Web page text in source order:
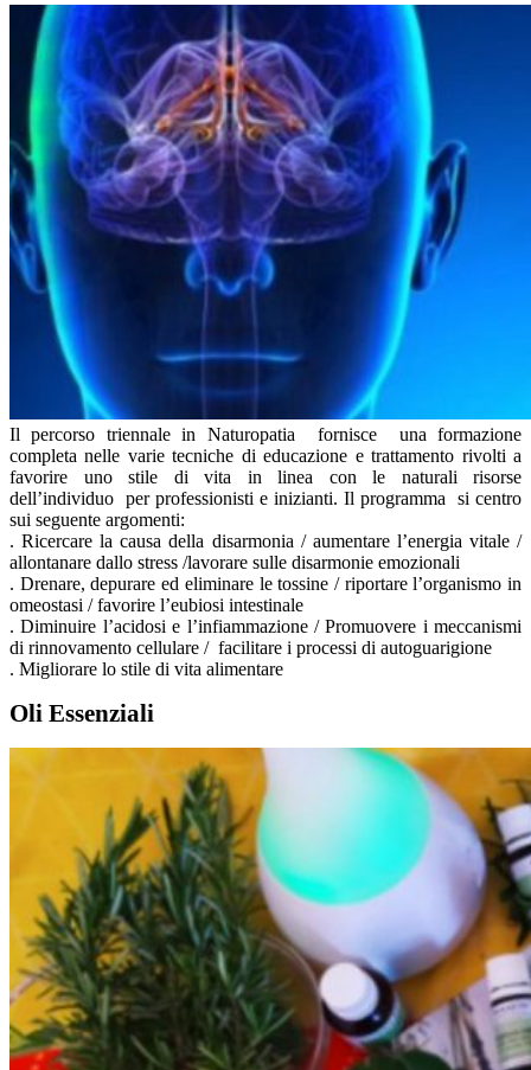
Il percorso triennale in Naturopatia fornisce una formazione
completa nelle varie tecniche di educazione e trattamento rivolti a
favorire uno stile di vita in linea con le naturali risorse
dell’individuo per professionisti e inizianti. Il programma si centro
sui seguente argomenti:
. Ricercare la causa della disarmonia / aumentare l’energia vitale /
allontanare dallo stress /lavorare sulle disarmonie emozionali
. Drenare, depurare ed eliminare le tossine / riportare l’organismo in
omeostasi / favorire l’eubiosi intestinale
. Diminuire l’acidosi e l’infiammazione / Promuovere i meccanismi
di rinnovamento cellulare / facilitare i processi di autoguarigione
. Migliorare lo stile di vita alimentare
Oli Essenziali